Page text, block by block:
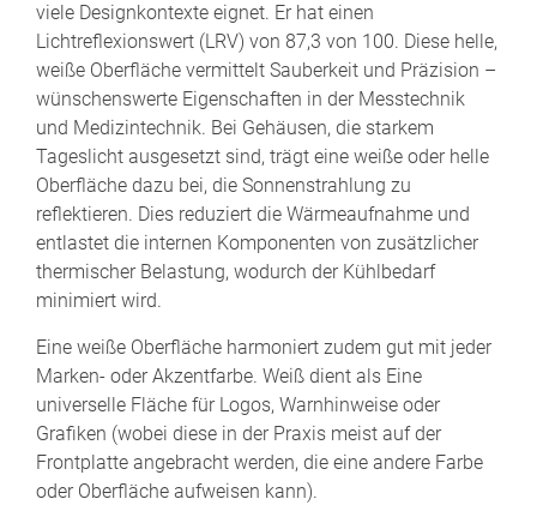
viele Designkontexte eignet. Er hat einen
Lichtreflexionswert (LRV) von 87,3 von 100. Diese helle,
weiße Oberfläche vermittelt Sauberkeit und Präzision –
wünschenswerte Eigenschaften in der Messtechnik
und Medizintechnik. Bei Gehäusen, die starkem
Tageslicht ausgesetzt sind, trägt eine weiße oder helle
Oberfläche dazu bei, die Sonnenstrahlung zu
reflektieren. Dies reduziert die Wärmeaufnahme und
entlastet die internen Komponenten von zusätzlicher
thermischer Belastung, wodurch der Kühlbedarf
minimiert wird.
Eine weiße Oberfläche harmoniert zudem gut mit jeder
Marken- oder Akzentfarbe. Weiß dient als Eine
universelle Fläche für Logos, Warnhinweise oder
Grafiken (wobei diese in der Praxis meist auf der
Frontplatte angebracht werden, die eine andere Farbe
oder Oberfläche aufweisen kann).